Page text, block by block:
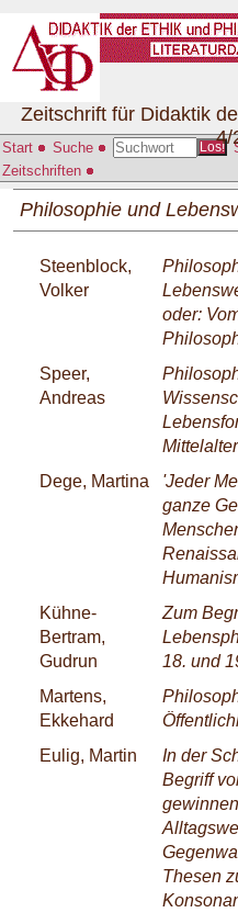
Start Suche Los!
Zeitschriften
Zeitschrift für Didaktik
4/
Philosophie und
Steenblock,
Volker
oder:
Speer,
Andreas
Mittelalter
Dege, Martina
'Jeder
ganze
Kühne-
Bertram,
Gudrun
Zum
18. und
Martens,
Ekkehard
Eulig, Martin
In der
Begriff
Thesen